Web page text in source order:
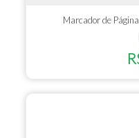
Marcador de